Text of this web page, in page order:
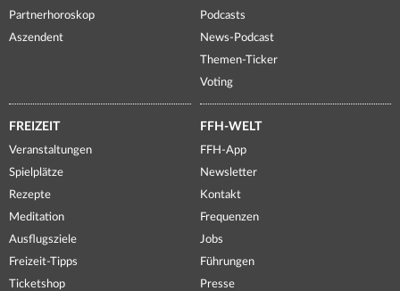
Partnerhoroskop
Aszendent
Podcasts
News-Podcast
Themen-Ticker
Voting
FREIZEIT
Veranstaltungen
Spielplätze
Rezepte
Meditation
Ausflugsziele
Freizeit-Tipps
Ticketshop
FFH-WELT
FFH-App
Newsletter
Kontakt
Frequenzen
Jobs
Führungen
Presse